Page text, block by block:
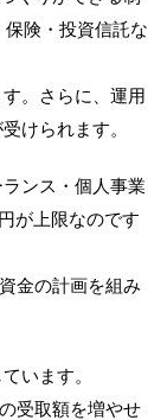
険・投資信託な
。さらに、運用
けられます。
ンス・個人事業
が上限なのです
金の計画を組み
います。
受取額を増やせ